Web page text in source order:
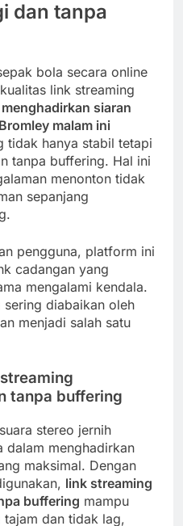
dan tanpa
bola secara online
link streaming
siaran
malam ini
tidak hanya stabil tetapi
tanpa buffering. Hal ini
menonton tidak
sepanjang
pengguna, platform ini
cadangan yang
mengalami kendala.
diabaikan oleh
menjadi salah satu
tanpa buffering
stereo jernih
dalam menghadirkan
maksimal. Dengan
link streaming
buffering mampu
dan tidak lag,